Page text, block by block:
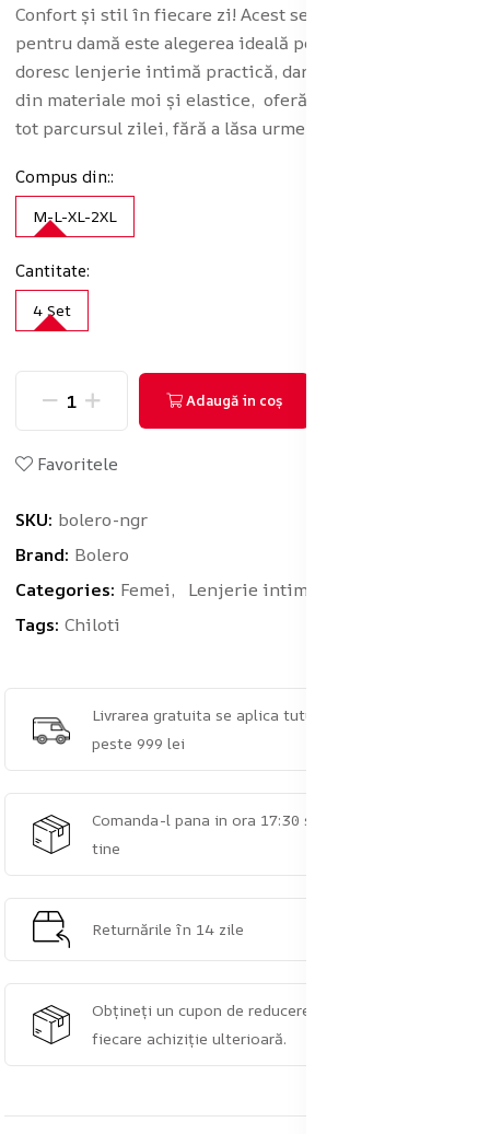
Confort și stil în fiecare zi! Acest set de chilot clasic
pentru damă este alegerea ideală pentru femeile care își
doresc lenjerie intimă practică, dar feminină. Realizați
din materiale moi și elastice, oferă o purtare plăcută pe
tot parcursul zilei, fără a lăsa urme sau a incomoda.
Compus din::
M-L-XL-2XL
Cantitate:
4 Set
Adaugă in coş
Favoritele
SKU: bolero-ngr
Brand: Bolero
Categories: Femei,
Lenjerie intimă
Tags: Chiloti
Livrarea gratuita se aplica tuturor comenzilor de
peste 999 lei
Comanda-l pana in ora 17:30 si pleaca astazi catre
tine
Returnările în 14 zile
Obțineți un cupon de reducere de 5% pentru
fiecare achiziție ulterioară.